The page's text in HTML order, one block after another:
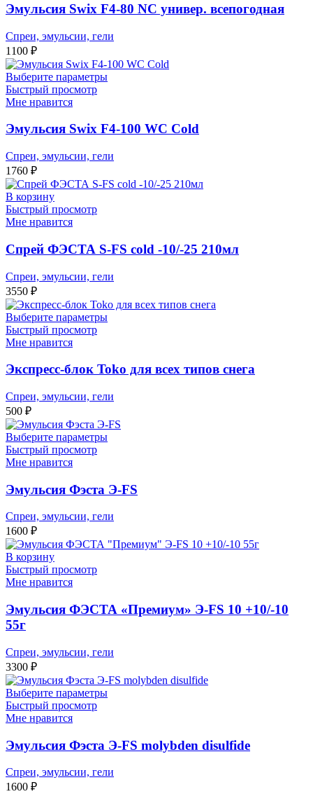
Эмульсия Swix F4-80 NC универ. всепогодная
Спреи, эмульсии, гели
1100 ₽
Выберите параметры
Быстрый просмотр
Мне нравится
Эмульсия Swix F4-100 WC Cold
Спреи, эмульсии, гели
1760 ₽
В корзину
Быстрый просмотр
Мне нравится
Спрей ФЭСТА S-FS cold -10/-25 210мл
Спреи, эмульсии, гели
3550 ₽
Выберите параметры
Быстрый просмотр
Мне нравится
Экспресс-блок Toko для всех типов снега
Спреи, эмульсии, гели
500 ₽
Выберите параметры
Быстрый просмотр
Мне нравится
Эмульсия Фэста Э-FS
Спреи, эмульсии, гели
1600 ₽
В корзину
Быстрый просмотр
Мне нравится
Эмульсия ФЭСТА «Премиум» Э-FS 10 +10/-10
55г
Спреи, эмульсии, гели
3300 ₽
Выберите параметры
Быстрый просмотр
Мне нравится
Эмульсия Фэста Э-FS molybden disulfide
Спреи, эмульсии, гели
1600 ₽